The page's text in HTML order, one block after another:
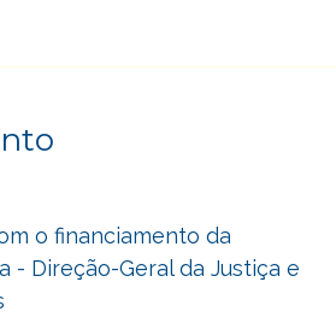
o financiamento da
- Direção-Geral da Justiça e